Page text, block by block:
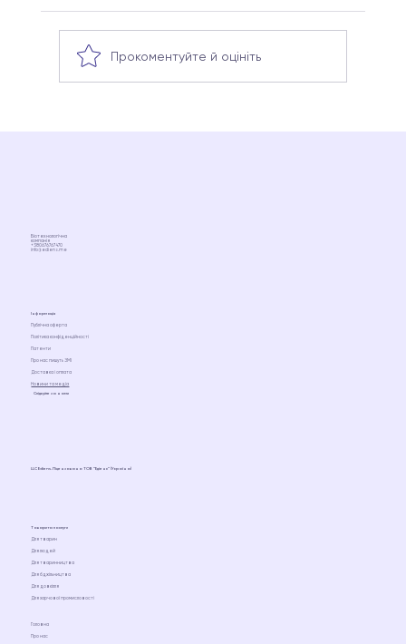
Прокоментуйте й оцініть
Біотехнологічна
компанія
+380676767470
info@ediens.me
Головна
Про нас
Товари та послуги
Для людей
Для тварин
Для тваринництва
Для бджільництва
Для довкілля
Для харчової промисловості
Інформація
Політика конфіденційності
Публічна оферта
Патенти
Про нас пишуть ЗМІ
Доставка і оплата
Новини та медіа
Слідкуйте за нами
LLC Ediens. Ліцензовано ТОВ “Едіенс” (Україна)